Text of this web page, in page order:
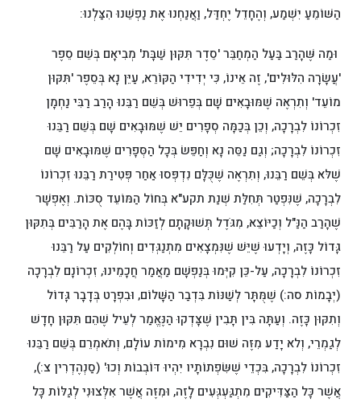
הַשּׁוֹמֵעַ יִשְׁמַע, וְהֶחָדֵל יֶחְדַּל, וַאֲנַחְנוּ אֶת נַפְשֵׁנוּ הִצַּלְנוּ:
וּמַה שֶּׁהָרַב בַּעַל הַמְחַבֵּר 'סֵדֶר תִּקּוּן שַׁבָּת' מְבִיאָם בְּשֵׁם סֵפֶר
'עֲשָׂרָה הִלּוּלִים', זֶה אֵינוֹ, כִּי יְדִידִי הַקּוֹרֵא, עַיֵּן נָא בְּסֵפֶר 'תִּקּוּן
מוֹעֵד' וְתִרְאֶה שֶׁמּוּבָאִים שָׁם בְּפֵרוּשׁ בְּשֵׁם רַבֵּנוּ הָרַב רַבִּי נַחְמָן
זִכְרוֹנוֹ לִבְרָכָה, וְכֵן בְּכַמָּה סְפָרִים יֵשׁ שֶׁמּוּבָאִים שָׁם בְּשֵׁם רַבֵּנוּ
זִכְרוֹנוֹ לִבְרָכָה; וְגַם נַסֵּה נָא וְחַפֵּשׂ בְּכָל הַסְּפָרִים שֶׁמּוּבָאִים שָׁם
שֶׁלּא בְּשֵׁם רַבֵּנוּ, וְתִרְאֶה שֶׁכֻּלָּם נִדְפְּסוּ אַחַר פְּטִירַת רַבֵּנוּ זִכְרוֹנוֹ
לִבְרָכָה, שֶׁנִּפְטַר תְּחִלַּת שְׁנַת תקע"א בְּחוֹל הַמּוֹעֵד סֻכּוֹת. וְאֶפְשָׁר
שֶׁהָרַב הַנַּ"ל וְכַיּוֹצֵא, מִגֹּדֶל תְּשׁוּקָתָם לְזַכּוֹת בָּהֶם אֶת הָרַבִּים בְּתִקּוּן
גָּדוֹל כָּזֶה, וְיָדְעוּ שֶׁיֵּשׁ שֶׁנִּמְצָאִים מִתְנַגְּדִים וְחוֹלְקִים עַל רַבֵּנוּ
זִכְרוֹנוֹ לִבְרָכָה, עַל-כֵּן קִיְּמוּ בְּנַפְשָׁם מַאֲמַר חֲכָמֵינוּ, זִכְרוֹנָם לִבְרָכָה
(יְבָמוֹת סה:) שֶׁמֻּתָּר לְשַׁנּוֹת בִּדְבַר הַשָּׁלוֹם, וּבִפְרָט בְּדָבָר גָּדוֹל
וְתִקּוּן כָּזֶה. וְעַתָּה בִּין תָּבִין שֶׁצָּדְקוּ הַנֶּאֱמַר לְעֵיל שֶׁהֵם תִּקּוּן חָדָשׁ
לְגַמְרֵי, וְלא יָדַע מִזֶּה שׁוּם נִבְרָא מִימוֹת עוֹלָם, וְתֹאמְרֵם בְּשֵׁם רַבֵּנוּ
זִכְרוֹנוֹ לִבְרָכָה, בִּכְדֵי שֶׁשִּׂפְתוֹתָיו יִהְיוּ דּוֹבְבוֹת וְכוּ' (סַנְהֶדְרִין צ:),
אֲשֶׁר כָּל הַצַּדִּיקִים מִתְגַּעְגְּעִים לָזֶה, וּמִזֶּה אֲשֶׁר אִלְּצוּנִי לְגַלּוֹת כָּל